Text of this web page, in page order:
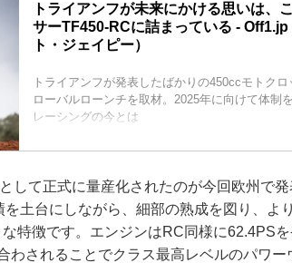
トライアンフが未来にかける思いは、
サーTF450-RCに詰まっている - Off1.jp
ト・ジェイピー）
トライアンフが発表したばかりの450ccモトク
ローバルローンチを取材。2025年に向けて体制
レーシングの今とは
Moto2のチャンピオンになった小椋藍も、トラ
トライアンフと言えばスクランブラーやボンネ
な雰囲気を持つモデルをイメージしやすいが、
Moto2はトライアンフが独占的に765ccのエンジ
ど、レース...
して正式に量産化されたのが今回欧州で
土台にしながら、細部の熟成を図り、よ
特徴です。エンジンはRC同様に62.4PS
わされることでクラス最高レベルのパワー